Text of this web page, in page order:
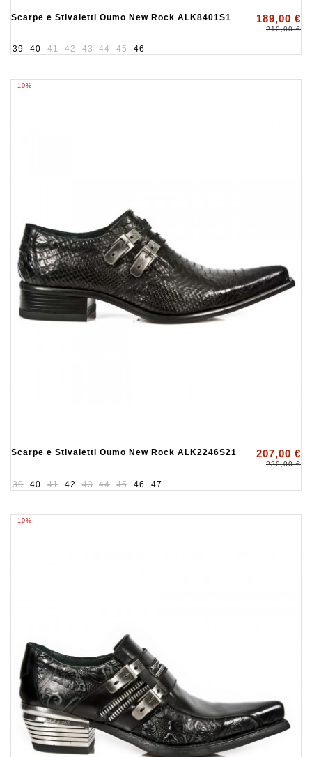
Scarpe e Stivaletti Oumo New Rock ALK8401S1 189,00 €
210,00 €
39 40 41 42 43 44 45 46
-10%
Scarpe e Stivaletti Oumo New Rock ALK2246S21 207,00 €
230,00 €
39 40 41 42 43 44 45 46 47
-10%